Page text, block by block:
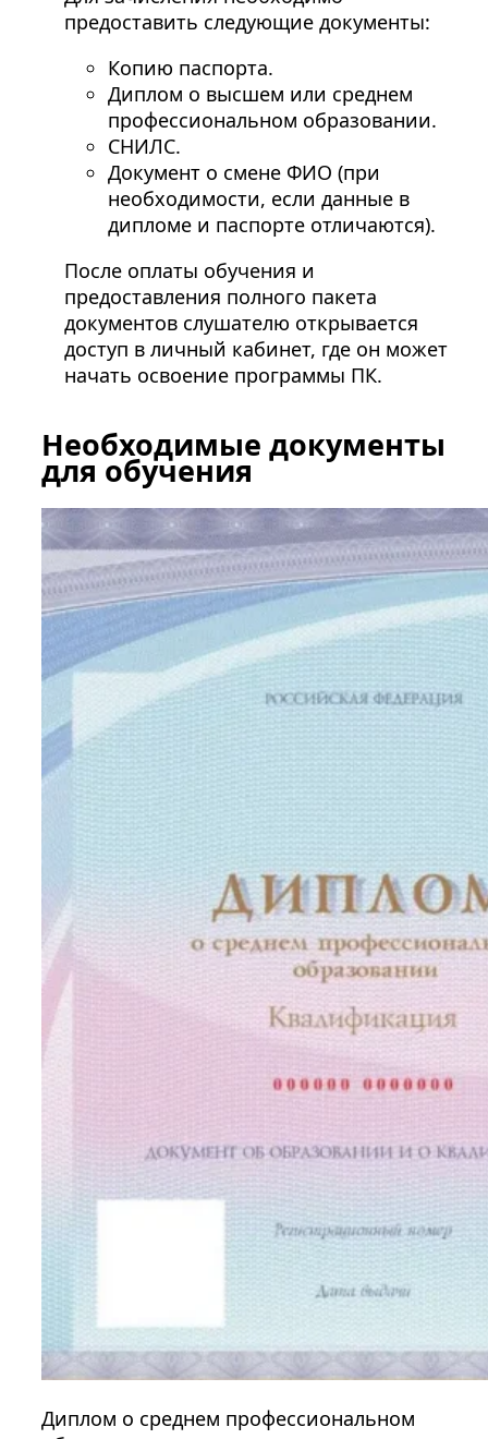
предоставить следующие документы:
Копию паспорта.
Диплом о высшем или среднем
профессиональном образовании.
СНИЛС.
Документ о смене ФИО (при
необходимости, если данные в
дипломе и паспорте отличаются).
После оплаты обучения и
предоставления полного пакета
документов слушателю открывается
доступ в личный кабинет, где он может
начать освоение программы ПК.
Необходимые документы
для обучения
Диплом о среднем профессиональном